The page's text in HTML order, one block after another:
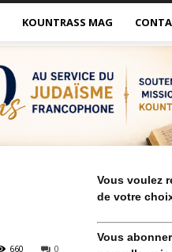
KOUNTRASS MAG
0
660
Vous voulez
de votre
Vous